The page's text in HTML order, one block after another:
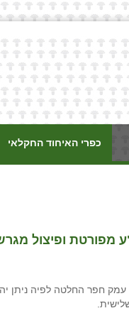
כפרי האיחוד החקלאי
ופיצול
אזורית עמק חפר החלטה